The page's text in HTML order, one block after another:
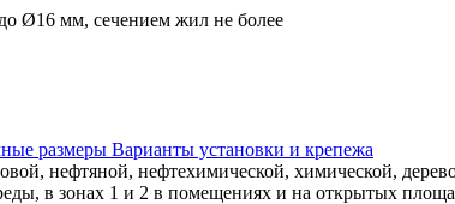
Ø16 мм, сечением жил не более
размеры Варианты установки и крепежа
нефтяной, нефтехимической, химической,
в зонах 1 и 2 в помещениях и на открытых